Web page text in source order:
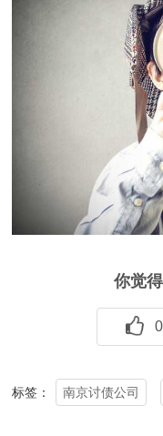
你觉
0
标签： 南京讨债公司